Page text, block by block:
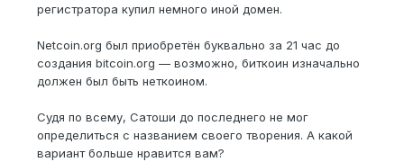
регистратора купил немного иной домен.
Netcoin.org был приобретён буквально за 21 час до
создания bitcoin.org — возможно, биткоин изначально
должен был быть неткоином.
Судя по всему, Сатоши до последнего не мог
определиться с названием своего творения. А какой
вариант больше нравится вам?